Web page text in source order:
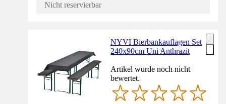
Nicht reservierbar
NYVI Bierbankauflagen Set
240x90cm Uni Anthrazit
Artikel wurde noch nicht
bewertet.